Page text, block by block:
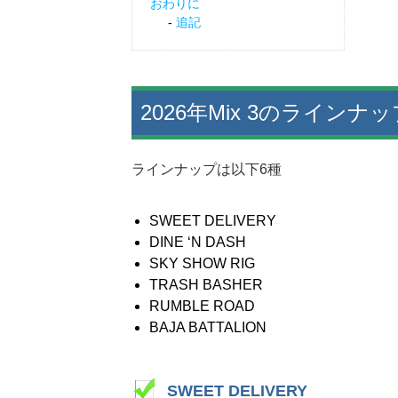
おわりに
追記
2026年Mix 3のラインナッ
ラインナップは以下6種
SWEET DELIVERY
DINE ‘N DASH
SKY SHOW RIG
TRASH BASHER
RUMBLE ROAD
BAJA BATTALION
SWEET DELIVERY